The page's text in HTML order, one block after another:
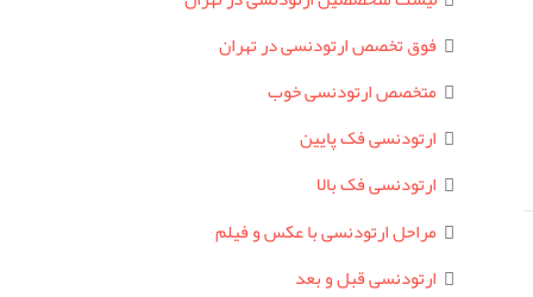
فوق تخصص ارتودنسی در تهران
متخصص ارتودنسی خوب
ارتودنسی فک پایین
ارتودنسی فک بالا
مراحل ارتودنسی با عکس و فیلم
ارتودنسی قبل و بعد